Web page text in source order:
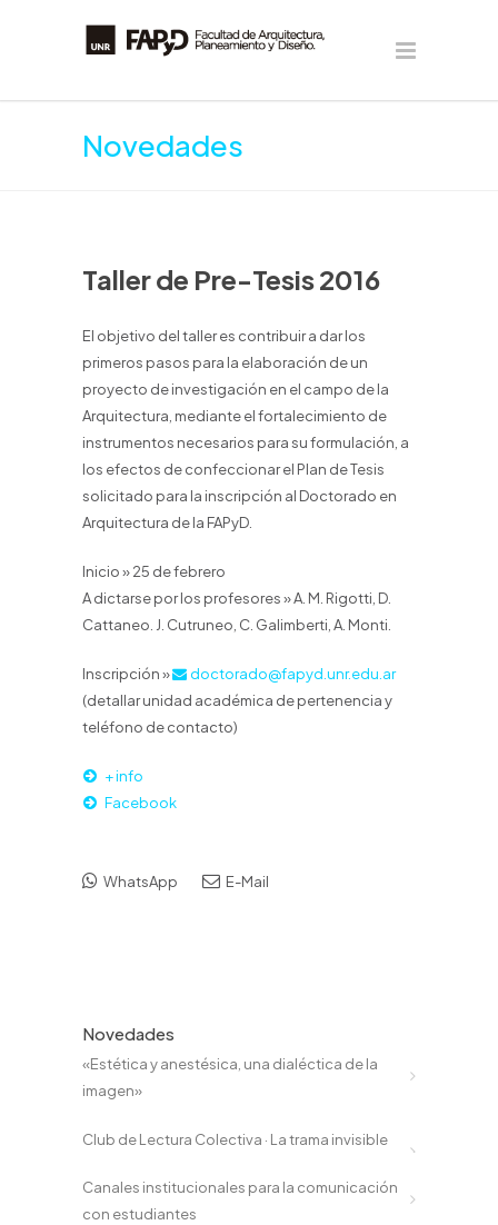
Novedades
Taller de Pre-Tesis 2016
El objetivo del taller es contribuir a dar los
primeros pasos para la elaboración de un
proyecto de investigación en el campo de la
Arquitectura, mediante el fortalecimiento de
instrumentos necesarios para su formulación, a
los efectos de confeccionar el Plan de Tesis
solicitado para la inscripción al Doctorado en
Arquitectura de la FAPyD.
Inicio » 25 de febrero
A dictarse por los profesores » A. M. Rigotti, D.
Cattaneo. J. Cutruneo, C. Galimberti, A. Monti.
Inscripción »
doctorado@fapyd.unr.edu.ar
(detallar unidad académica de pertenencia y
teléfono de contacto)
+ info
Facebook
WhatsApp E-Mail
Novedades
«Estética y anestésica, una dialéctica de la
imagen»
Club de Lectura Colectiva · La trama invisible
Canales institucionales para la comunicación
con estudiantes